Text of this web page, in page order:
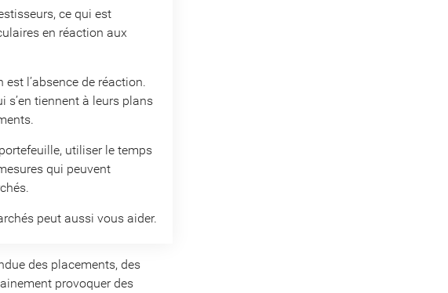
ce qui est
en réaction aux
l’absence de réaction.
s’en tiennent à leurs plans
utiliser le temps
qui peuvent
peut aussi vous aider.
des placements, des
provoquer des